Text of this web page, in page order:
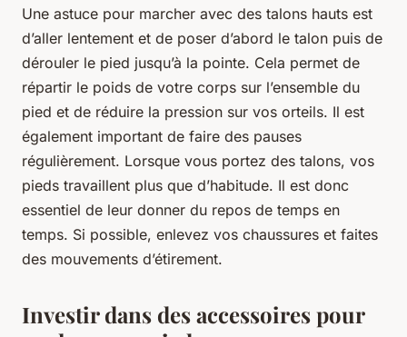
Une astuce pour marcher avec des talons hauts est
d’aller lentement et de poser d’abord le talon puis de
dérouler le pied jusqu’à la pointe. Cela permet de
répartir le poids de votre corps sur l’ensemble du
pied et de réduire la pression sur vos orteils. Il est
également important de faire des pauses
régulièrement. Lorsque vous portez des talons, vos
pieds travaillent plus que d’habitude. Il est donc
essentiel de leur donner du repos de temps en
temps. Si possible, enlevez vos chaussures et faites
des mouvements d’étirement.
Investir dans des accessoires pour